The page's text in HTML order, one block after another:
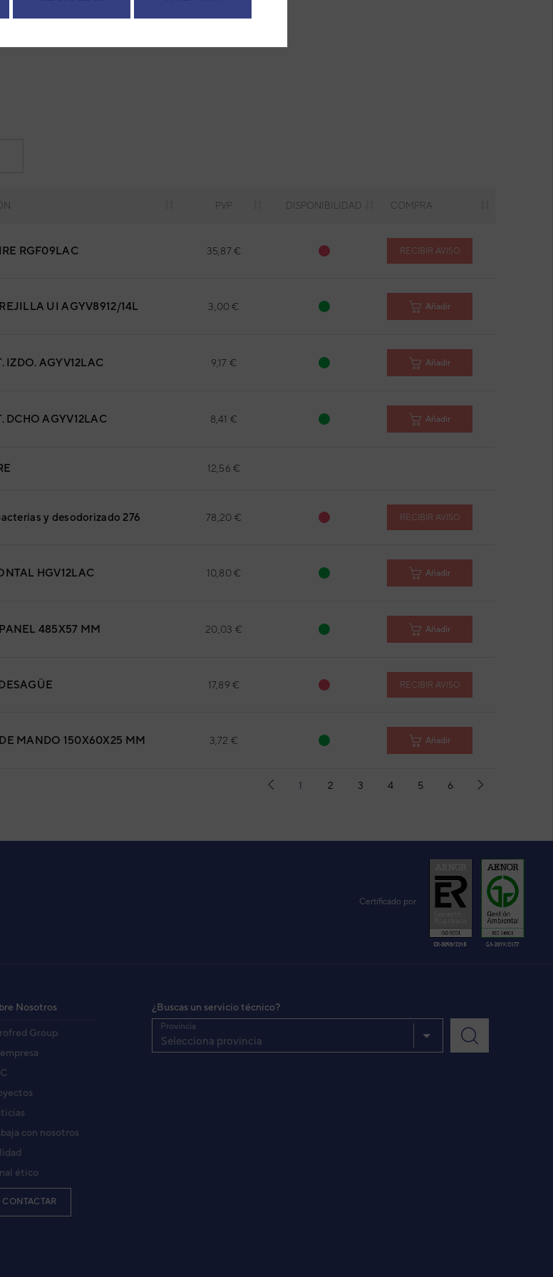
que introduzcas su número de serie
PVP DISPONIBILIDAD COMPRA
RGF09LAC 35,87 € RECIBIR AVISO
UI AGYV8912/14L 3,00 € Añadir
IZDO. AGYV12LAC 9,17 € Añadir
DCHO AGYV12LAC 8,41 € Añadir
12,56 €
y desodorizado 276 78,20 € RECIBIR AVISO
HGV12LAC 10,80 € Añadir
485X57 MM 20,03 € Añadir
17,89 € RECIBIR AVISO
MANDO 150X60X25 MM 3,72 € Añadir
1 2 3 4 5 6
Certificado por
Nosotros
Group
con nosotros
ético
CONTACTAR
¿Buscas un servicio técnico?
Selecciona provincia
Provincia